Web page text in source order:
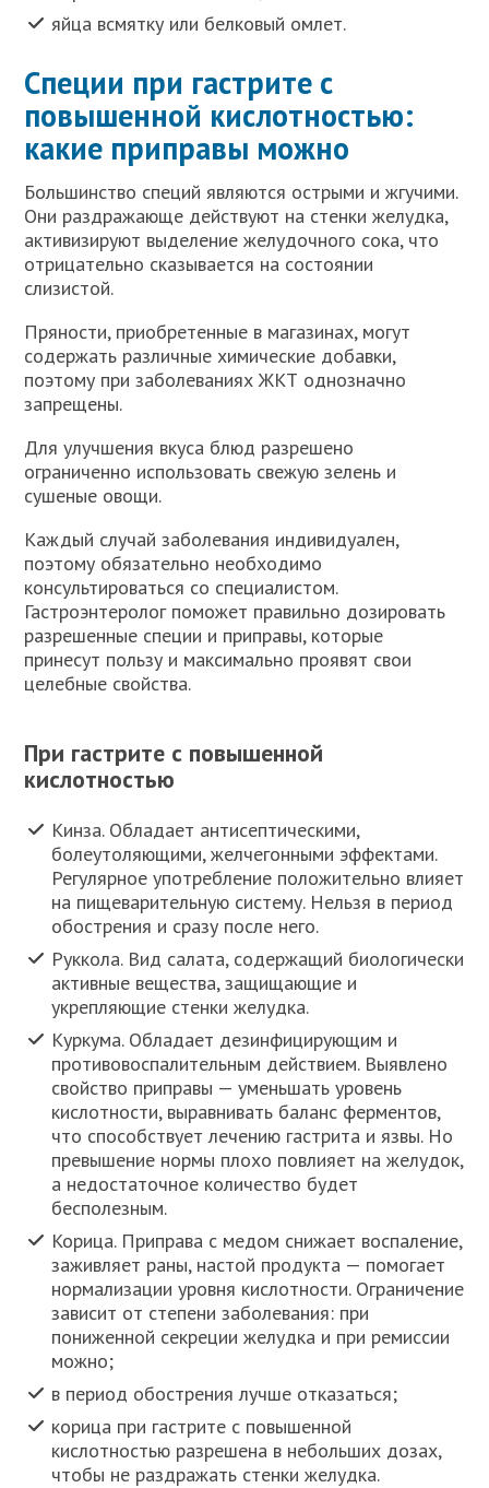
яйца всмятку или белковый омлет.
Специи при гастрите с
повышенной кислотностью:
какие приправы можно
Большинство специй являются острыми и жгучими.
Они раздражающе действуют на стенки желудка,
активизируют выделение желудочного сока, что
отрицательно сказывается на состоянии
слизистой.
Пряности, приобретенные в магазинах, могут
содержать различные химические добавки,
поэтому при заболеваниях ЖКТ однозначно
запрещены.
Для улучшения вкуса блюд разрешено
ограниченно использовать свежую зелень и
сушеные овощи.
Каждый случай заболевания индивидуален,
поэтому обязательно необходимо
консультироваться со специалистом.
Гастроэнтеролог поможет правильно дозировать
разрешенные специи и приправы, которые
принесут пользу и максимально проявят свои
целебные свойства.
При гастрите с повышенной
кислотностью
Кинза. Обладает антисептическими,
болеутоляющими, желчегонными эффектами.
Регулярное употребление положительно влияет
на пищеварительную систему. Нельзя в период
обострения и сразу после него.
Руккола. Вид салата, содержащий биологически
активные вещества, защищающие и
укрепляющие стенки желудка.
Куркума. Обладает дезинфицирующим и
противовоспалительным действием. Выявлено
свойство приправы — уменьшать уровень
кислотности, выравнивать баланс ферментов,
что способствует лечению гастрита и язвы. Но
превышение нормы плохо повлияет на желудок,
а недостаточное количество будет
бесполезным.
Корица. Приправа с медом снижает воспаление,
заживляет раны, настой продукта — помогает
нормализации уровня кислотности. Ограничение
зависит от степени заболевания: при
пониженной секреции желудка и при ремиссии
можно;
в период обострения лучше отказаться;
корица при гастрите с повышенной
кислотностью разрешена в небольших дозах,
чтобы не раздражать стенки желудка.